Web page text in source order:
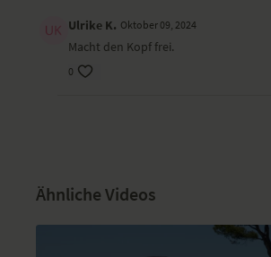
Ulrike K. Oktober 09, 2024
Macht den Kopf frei.
0
Ähnliche Videos